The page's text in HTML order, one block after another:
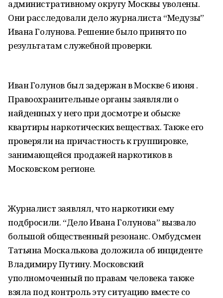
административному округу Москвы уволены.
Они расследовали дело журналиста “Медузы”
Ивана Голунова. Решение было принято по
результатам служебной проверки.
Иван Голунов был задержан в Москве 6 июня .
Правоохранительные органы заявляли о
найденных у него при досмотре и обыске
квартиры наркотических веществах. Также его
проверяли на причастность к группировке,
занимающейся продажей наркотиков в
Московском регионе.
Журналист заявлял, что наркотики ему
подбросили. “Дело Ивана Голунова” вызвало
большой общественный резонанс. Омбудсмен
Татьяна Москалькова доложила об инциденте
Владимиру Путину. Московский
уполномоченный по правам человека также
взяла под контроль эту ситуацию вместе со